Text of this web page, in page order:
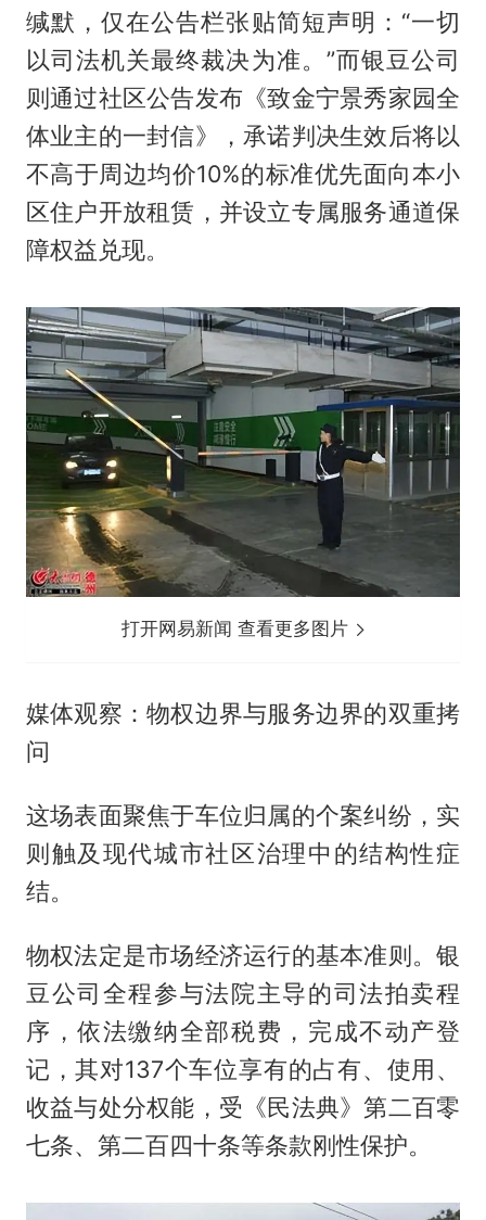
缄默，仅在公告栏张贴简短声明：“一切
以司法机关最终裁决为准。”而银豆公司
则通过社区公告发布《致金宁景秀家园全
体业主的一封信》，承诺判决生效后将以
不高于周边均价10%的标准优先面向本小
区住户开放租赁，并设立专属服务通道保
障权益兑现。
打开网易新闻 查看更多图片
媒体观察：物权边界与服务边界的双重拷
问
这场表面聚焦于车位归属的个案纠纷，实
则触及现代城市社区治理中的结构性症
结。
物权法定是市场经济运行的基本准则。银
豆公司全程参与法院主导的司法拍卖程
序，依法缴纳全部税费，完成不动产登
记，其对137个车位享有的占有、使用、
收益与处分权能，受《民法典》第二百零
七条、第二百四十条等条款刚性保护。